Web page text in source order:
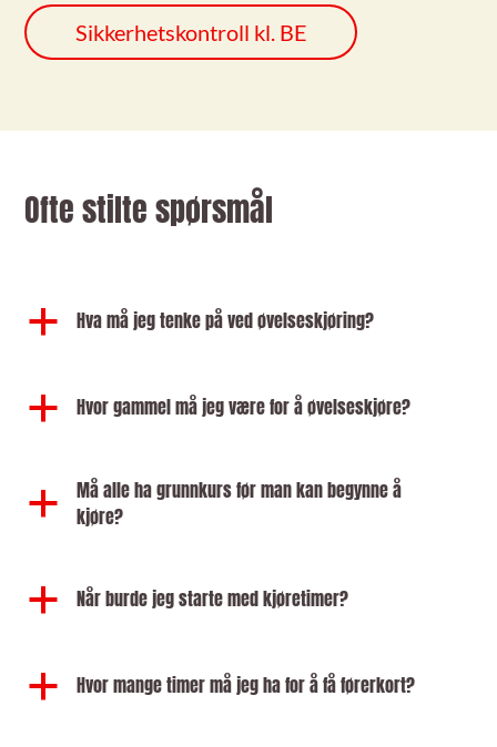
Sikkerhetskontroll kl. BE
Ofte stilte spørsmål
a Hva må jeg tenke på ved øvelseskjøring?
a Hvor gammel må jeg være for å øvelseskjøre?
a
Må alle ha grunnkurs før man kan begynne å
kjøre?
a Når burde jeg starte med kjøretimer?
a Hvor mange timer må jeg ha for å få førerkort?